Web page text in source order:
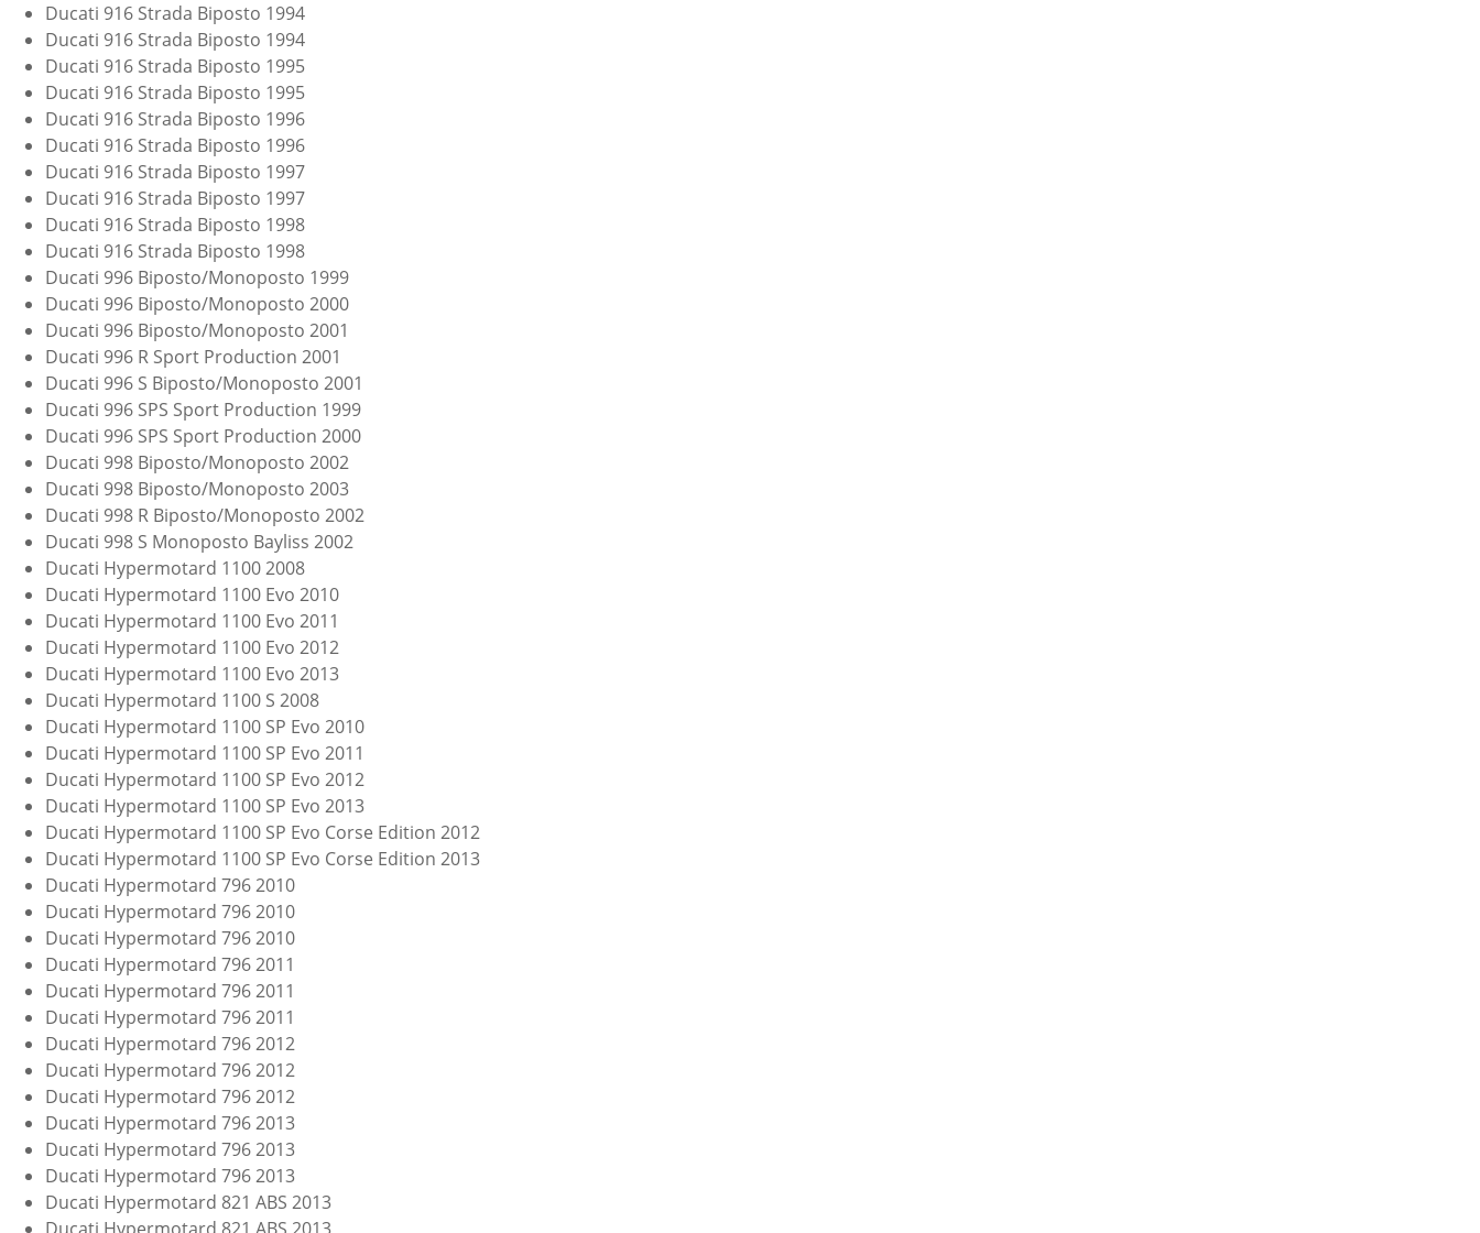
Ducati 916 Strada Biposto 1994
Ducati 916 Strada Biposto 1994
Ducati 916 Strada Biposto 1995
Ducati 916 Strada Biposto 1995
Ducati 916 Strada Biposto 1996
Ducati 916 Strada Biposto 1996
Ducati 916 Strada Biposto 1997
Ducati 916 Strada Biposto 1997
Ducati 916 Strada Biposto 1998
Ducati 916 Strada Biposto 1998
Ducati 996 Biposto/Monoposto 1999
Ducati 996 Biposto/Monoposto 2000
Ducati 996 Biposto/Monoposto 2001
Ducati 996 R Sport Production 2001
Ducati 996 S Biposto/Monoposto 2001
Ducati 996 SPS Sport Production 1999
Ducati 996 SPS Sport Production 2000
Ducati 998 Biposto/Monoposto 2002
Ducati 998 Biposto/Monoposto 2003
Ducati 998 R Biposto/Monoposto 2002
Ducati 998 S Monoposto Bayliss 2002
Ducati Hypermotard 1100 2008
Ducati Hypermotard 1100 Evo 2010
Ducati Hypermotard 1100 Evo 2011
Ducati Hypermotard 1100 Evo 2012
Ducati Hypermotard 1100 Evo 2013
Ducati Hypermotard 1100 S 2008
Ducati Hypermotard 1100 SP Evo 2010
Ducati Hypermotard 1100 SP Evo 2011
Ducati Hypermotard 1100 SP Evo 2012
Ducati Hypermotard 1100 SP Evo 2013
Ducati Hypermotard 1100 SP Evo Corse Edition 2012
Ducati Hypermotard 1100 SP Evo Corse Edition 2013
Ducati Hypermotard 796 2010
Ducati Hypermotard 796 2010
Ducati Hypermotard 796 2010
Ducati Hypermotard 796 2011
Ducati Hypermotard 796 2011
Ducati Hypermotard 796 2011
Ducati Hypermotard 796 2012
Ducati Hypermotard 796 2012
Ducati Hypermotard 796 2012
Ducati Hypermotard 796 2013
Ducati Hypermotard 796 2013
Ducati Hypermotard 796 2013
Ducati Hypermotard 821 ABS 2013